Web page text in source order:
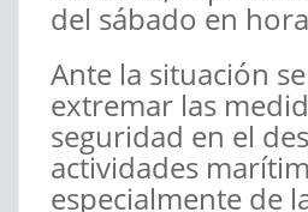
del sábado en
Ante la situación
extremar las
seguridad en el
actividades
especialmente de